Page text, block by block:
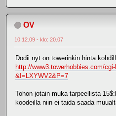
OV
10.12.09 - klo: 20.07
Dodii nyt on towerinkin hinta
http://www3.towerhobbies.com/
&I=LXYWV2&P=7
Tohon jotain muka tarpeellista
koodeilla niin ei taida saada